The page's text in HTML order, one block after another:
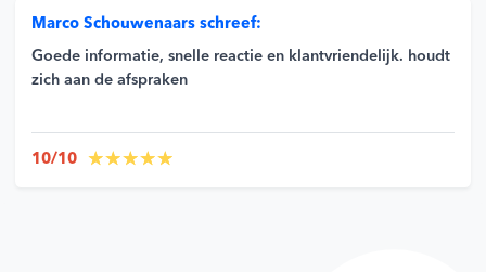
Marco Schouwenaars schreef:
Goede informatie, snelle reactie en klantvriendelijk. houdt
zich aan de afspraken
10/10